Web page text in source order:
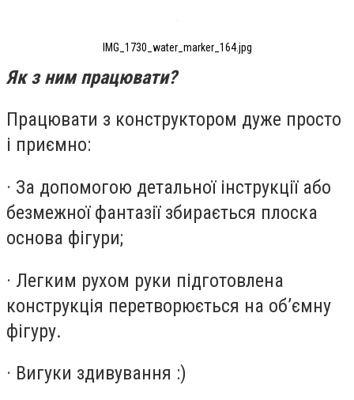
IMG_1730_water_marker_164.jpg
Як з ним працювати?
Працювати з конструктором дуже просто
і приємно:
· За допомогою детальної інструкції або
безмежної фантазії збирається плоска
основа фігури;
· Легким рухом руки підготовлена
конструкція перетворюється на об’ємну
фігуру.
· Вигуки здивування :)